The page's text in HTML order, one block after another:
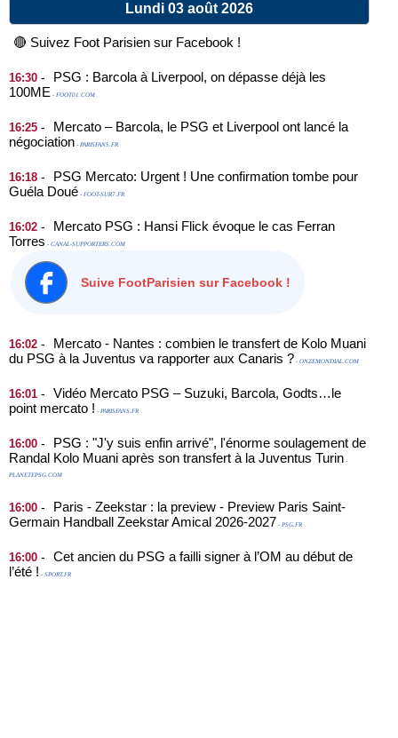
Lundi 03 août 2026
🔴 Suivez Foot Parisien sur Facebook !
16:30 -
PSG : Barcola à Liverpool, on dépasse déjà les
100ME - FOOT01.COM
16:25 -
Mercato – Barcola, le PSG et Liverpool ont lancé la
négociation - PARISFANS.FR
16:18 -
PSG Mercato: Urgent ! Une confirmation tombe pour
Guéla Doué - FOOT-SUR7.FR
16:02 -
Mercato PSG : Hansi Flick évoque le cas Ferran
Torres - CANAL-SUPPORTERS.COM
Suive FootParisien sur Facebook !
16:02 -
Mercato - Nantes : combien le transfert de Kolo Muani
du PSG à la Juventus va rapporter aux Canaris ? - ONZEMONDIAL.COM
16:01 -
Vidéo Mercato PSG – Suzuki, Barcola, Godts…le
point mercato ! - PARISFANS.FR
16:00 -
PSG : "J'y suis enfin arrivé", l'énorme soulagement de
Randal Kolo Muani après son transfert à la Juventus Turin -
PLANETEPSG.COM
16:00 -
Paris - Zeekstar : la preview - Preview Paris Saint-
Germain Handball Zeekstar Amical 2026-2027 - PSG.FR
16:00 -
Cet ancien du PSG a failli signer à l’OM au début de
l’été ! - SPORT.FR